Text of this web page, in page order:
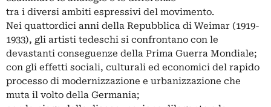
tra i diversi ambiti espressivi del movimento.
Nei quattordici anni della Repubblica di Weimar (1919-
1933), gli artisti tedeschi si confrontano con le
devastanti conseguenze della Prima Guerra Mondiale;
con gli effetti sociali, culturali ed economici del rapido
processo di modernizzazione e urbanizzazione che
muta il volto della Germania;